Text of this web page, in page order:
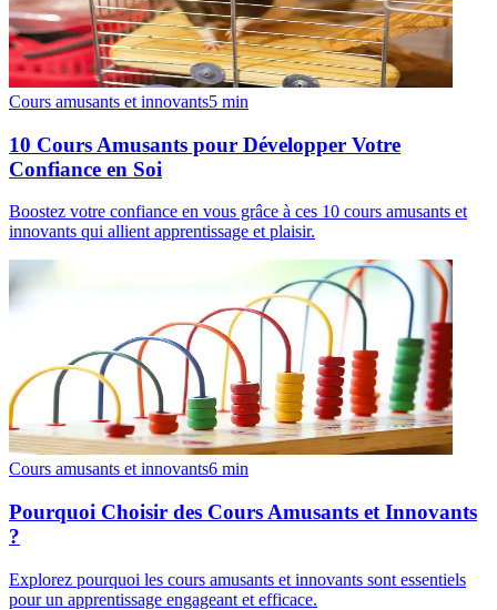
Cours amusants et innovants5 min
10 Cours Amusants pour Développer Votre
Confiance en Soi
Boostez votre confiance en vous grâce à ces 10 cours amusants et
innovants qui allient apprentissage et plaisir.
Cours amusants et innovants6 min
Pourquoi Choisir des Cours Amusants et Innovants
?
Explorez pourquoi les cours amusants et innovants sont essentiels
pour un apprentissage engageant et efficace.